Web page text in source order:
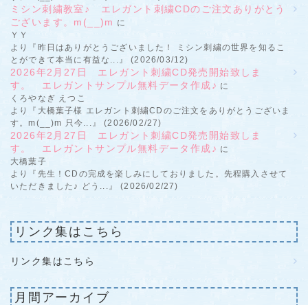
ミシン刺繍教室♪ エレガント刺繍CDのご注文ありがとう
ございます。m(__)m に
ＹＹ
より『昨日はありがとうございました！ ミシン刺繍の世界を知るこ
とができて本当に有益な...』 (2026/03/12)
2026年2月27日 エレガント刺繍CD発売開始致しま
す。 エレガントサンプル無料データ作成♪ に
くろやなぎ えつこ
より『大橋葉子様 エレガント刺繍CDのご注文をありがとうございま
す。m(__)m 只今...』 (2026/02/27)
2026年2月27日 エレガント刺繍CD発売開始致しま
す。 エレガントサンプル無料データ作成♪ に
大橋葉子
より『先生！CDの完成を楽しみにしておりました。先程購入させて
いただきました♪ どう...』 (2026/02/27)
リンク集はこちら
リンク集はこちら
月間アーカイブ